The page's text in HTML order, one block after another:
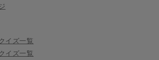
イズ一覧
イズ一覧